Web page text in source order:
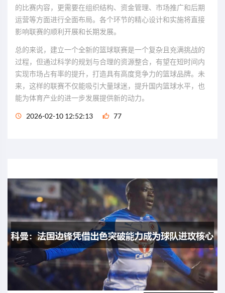
的比赛内容，更需要在组织结构、资金管理、市场推广和后期
运营等方面进行全面布局。各个环节的精心设计和实施将直接
影响联赛的顺利开展和长期发展。
总的来说，建立一个全新的篮球联赛是一个复杂且充满挑战的
过程，但通过科学的规划与合理的资源整合，有望在短时间内
实现市场占有率的提升，打造具有高度竞争力的篮球品牌。未
来，这样的联赛不仅能吸引大量球迷，提升国内篮球水平，也
能为体育产业的进一步发展提供新的动力。
2026-02-10 12:52:13 77